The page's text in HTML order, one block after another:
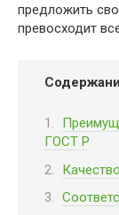
предложить
превосходит
ГОСТ Р